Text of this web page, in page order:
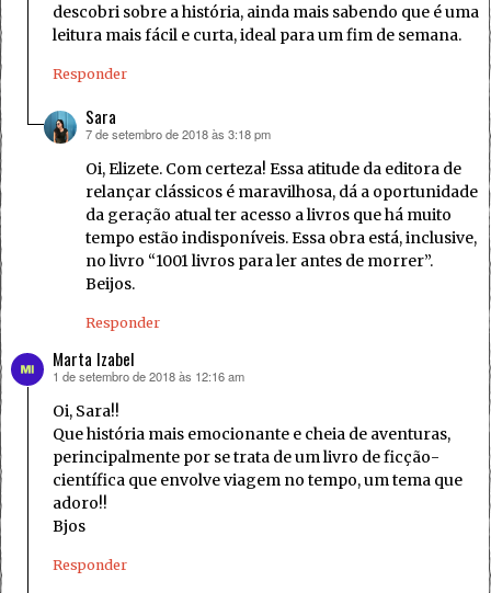
descobri sobre a história, ainda mais sabendo que é uma
leitura mais fácil e curta, ideal para um fim de semana.
Responder
Sara
disse:
7 de setembro de 2018 às 3:18 pm
Oi, Elizete. Com certeza! Essa atitude da editora de
relançar clássicos é maravilhosa, dá a oportunidade
da geração atual ter acesso a livros que há muito
tempo estão indisponíveis. Essa obra está, inclusive,
no livro “1001 livros para ler antes de morrer”.
Beijos.
Responder
Marta Izabel
disse:
1 de setembro de 2018 às 12:16 am
Oi, Sara!!
Que história mais emocionante e cheia de aventuras,
perincipalmente por se trata de um livro de ficção-
científica que envolve viagem no tempo, um tema que
adoro!!
Bjos
Responder